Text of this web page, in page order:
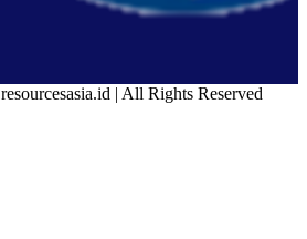
| All Rights Reserved